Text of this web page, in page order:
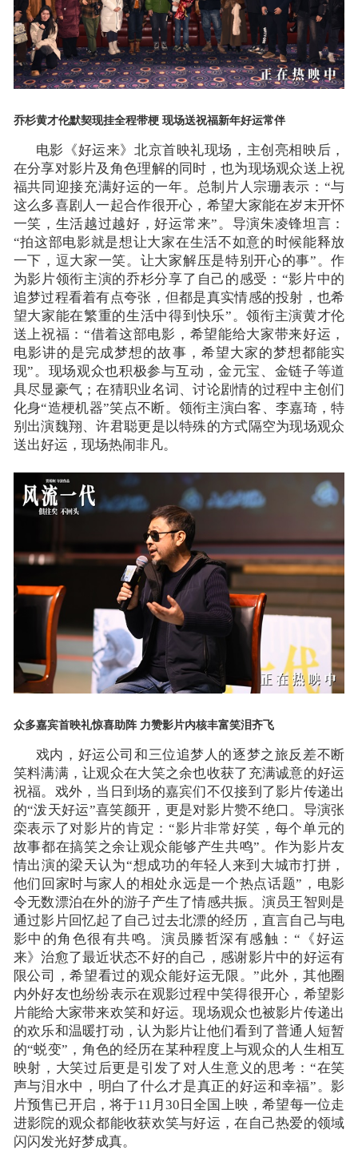
乔杉黄才伦默契现挂全程带梗现场送祝福新年好运常伴
电影《好运来》北京首映礼现场，主创亮相映后，
在分享对影片及角色理解的同时，也为现场观众送上祝
福共同迎接充满好运的一年。总制片人宗珊表示： “与
这么多喜剧人一起合作很开心，希望大家能在岁末开怀
一笑，生活越过越好，好运常来”。导演朱凌锋坦言：
“拍这部电影就是想让大家在生活不如意的时候能释放
一下，逗大家一笑。让大家解压是特别开心的事”。作
为影片领衔主演的乔杉分享了自己的感受：“影片中的
追梦过程看着有点夸张，但都是真实情感的投射，也希
望大家能在繁重的生活中得到快乐”。领衔主演黄才伦
送上祝福：“借着这部电影，希望能给大家带来好运，
电影讲的是完成梦想的故事，希望大家的梦想都能实
现”。现场观众也积极参与互动，金元宝、金链子等道
具尽显豪气；在猜职业名词、讨论剧情的过程中主创们
化身“造梗机器”笑点不断。领衔主演白客、李嘉琦，特
别出演魏翔、许君聪更是以特殊的方式隔空为现场观众
送出好运，现场热闹非凡。
众多嘉宾首映礼惊喜助阵力赞影片内核丰富笑泪齐飞
戏内，好运公司和三位追梦人的逐梦之旅反差不断
笑料满满，让观众在大笑之余也收获了充满诚意的好运
祝福。戏外，当日到场的嘉宾们不仅接到了影片传递出
的“泼天好运”喜笑颜开，更是对影片赞不绝口。导演张
栾表示了对影片的肯定：“影片非常好笑，每个单元的
故事都在搞笑之余让观众能够产生共鸣”。作为影片友
情出演的梁天认为“想成功的年轻人来到大城市打拼，
他们回家时与家人的相处永远是一个热点话题”，电影
令无数漂泊在外的游子产生了情感共振。演员王智则是
通过影片回忆起了自己过去北漂的经历，直言自己与电
影中的角色很有共鸣。演员滕哲深有感触：“《好运
来》治愈了最近状态不好的自己，感谢影片中的好运有
限公司，希望看过的观众能好运无限。”此外，其他圈
内外好友也纷纷表示在观影过程中笑得很开心，希望影
片能给大家带来欢笑和好运。现场观众也被影片传递出
的欢乐和温暖打动，认为影片让他们看到了普通人短暂
的“蜕变”，角色的经历在某种程度上与观众的人生相互
映射，大笑过后更是引发了对人生意义的思考：“在笑
声与泪水中，明白了什么才是真正的好运和幸福”。影
片预售已开启，将于11月30日全国上映，希望每一位走
进影院的观众都能收获欢笑与好运，在自己热爱的领域
闪闪发光好梦成真。